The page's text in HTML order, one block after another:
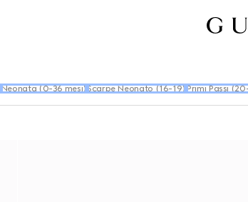
Neonata (0-36 mesi) Scarpe Neonato (16-19) Primi Passi